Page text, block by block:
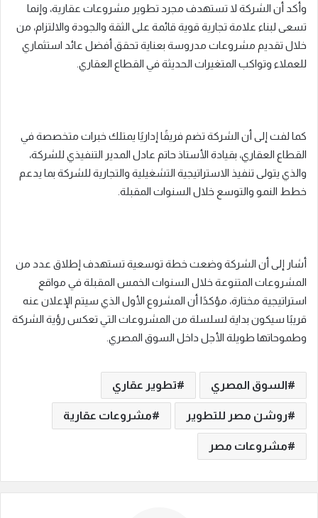
وأكد أن الشركة لا تستهدف مجرد تطوير مشروعات عقارية، وإنما
تسعى لبناء علامة تجارية قوية قائمة على الثقة والجودة والالتزام، من
خلال تقديم مشروعات مدروسة بعناية تحقق أفضل عائد استثماري
للعملاء وتواكب المتغيرات الحديثة في القطاع العقاري.
كما لفت إلى أن الشركة تضم فريقًا إداريًا يمتلك خبرات متخصصة في
القطاع العقاري، بقيادة الأستاذ حاتم عادل المدير التنفيذي للشركة،
والذي يتولى تنفيذ الاستراتيجية التشغيلية والتجارية للشركة بما يدعم
خطط النمو والتوسع خلال السنوات المقبلة.
أشار إلى أن الشركة وضعت خطة توسعية تستهدف إطلاق عدد من
المشروعات المتنوعة خلال السنوات الخمس المقبلة في مواقع
استراتيجية مختارة، مؤكدًا أن المشروع الأول الذي سيتم الإعلان عنه
قريبًا سيكون بداية لسلسلة من المشروعات التي تعكس رؤية الشركة
وطموحاتها طويلة الأجل داخل السوق المصري.
السوق المصري تطوير عقاري
روشن مصر للتطوير مشروعات عقارية
مشروعات مصر